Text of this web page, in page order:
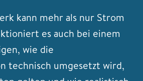
kann mehr als nur Strom
es auch bei einem
wie die
technisch umgesetzt wird,